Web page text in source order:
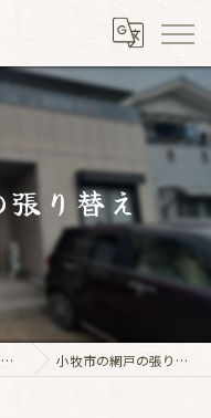
張り替え
小牧市の網戸の張り替え